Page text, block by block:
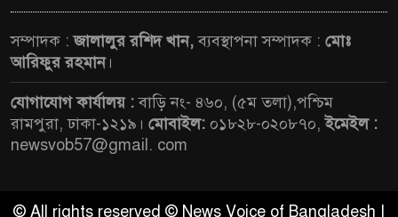
সম্পাদক :জালালুর রশিদ খান,ব্যবস্থাপনা সম্পাদক : মোঃ
আরিফুর রহমান।
যোগাযোগ কার্যালয় :বাড়ি নং- ৪৬০, (৫ম তলা),পশ্চিম
রামপুরা, ঢাকা-১২১৯। মোবাইল: ০১৮২৮-০২০৮৭০,ইমেইল :
newsvob57@gmail. com
© All rights reserved © News Voice of Bangladesh |